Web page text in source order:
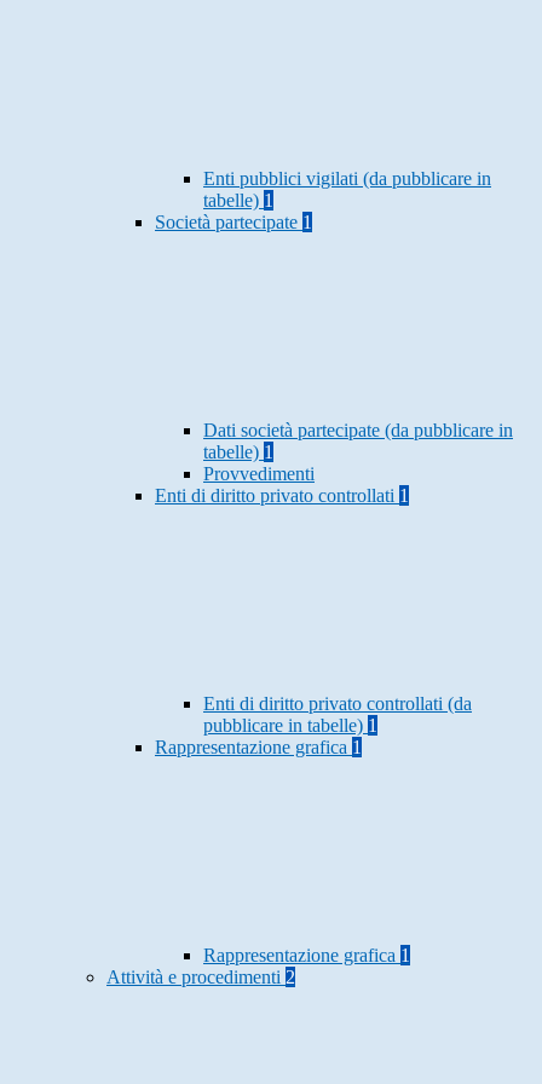
Enti pubblici vigilati (da pubblicare in
tabelle) 1
Società partecipate 1
Dati società partecipate (da pubblicare in
tabelle) 1
Provvedimenti
Enti di diritto privato controllati 1
Enti di diritto privato controllati (da
pubblicare in tabelle) 1
Rappresentazione grafica 1
Rappresentazione grafica 1
Attività e procedimenti 2